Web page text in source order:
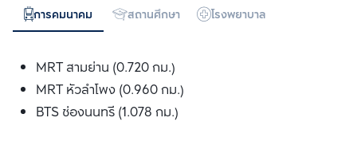
การคมนาคม สถานศึกษา โรงพยาบาล
MRT สามย่าน (0.720 กม.)
MRT หัวลำโพง (0.960 กม.)
BTS ช่องนนทรี (1.078 กม.)